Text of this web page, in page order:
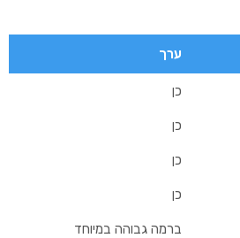
ערך
כן
כן
כן
כן
ברמה גבוהה במיוחד